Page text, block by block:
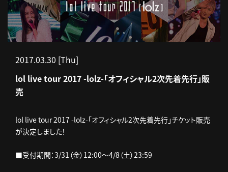
2017.03.30 [Thu]
lol live tour 2017 -lolz-「オフィシャル2次先着先行」販
売
lol live tour 2017 -lolz-「オフィシャル2次先着先行」チケット販売
が決定しました！
■受付期間：3/31（金）12:00～4/8（土）23:59